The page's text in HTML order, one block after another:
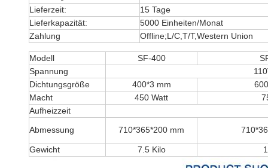
Lieferzeit:
15 Tage
Lieferkapazität:
5000 Einheiten/Monat
Zahlung
Offline;L/C,T/T,Western Union
Modell SF-400
Spannung
Dichtungsgröße
400*3 mm
Macht
450 Watt
Aufheizzeit
Abmessung
710*365*200 mm
Gewicht 7.5 Kilo